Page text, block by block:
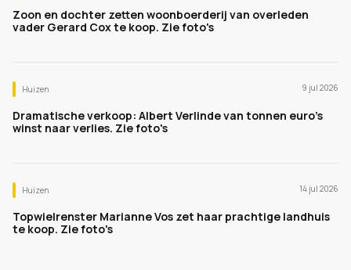
Zoon en dochter zetten woonboerderij van overleden
vader Gerard Cox te koop. Zie foto's
Huizen 9 jul 2026
Dramatische verkoop: Albert Verlinde van tonnen euro's
winst naar verlies. Zie foto's
Huizen 14 jul 2026
Topwielrenster Marianne Vos zet haar prachtige landhuis
te koop. Zie foto's